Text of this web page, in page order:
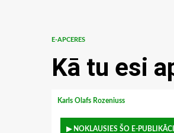
E-APCERES
Kā tu esi
Karls Olafs Rozeniuss
▶ NOKLAUSIES ŠO E-